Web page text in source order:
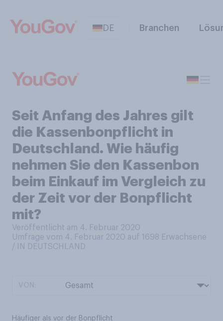
DE Branchen
Seit Anfang des Jahres gilt
die Kassenbonpflicht in
Deutschland. Wie häufig
nehmen Sie den Kassenbon
beim Einkauf im Vergleich zu
der Zeit vor der Bonpflicht
mit?
Veröffentlicht am 4. Februar 2020
Umfrage vom 4. Februar 2020 auf 1698 Erwachsene
/ IN DEUTSCHLAND
Häufiger als vor der Bonpflicht